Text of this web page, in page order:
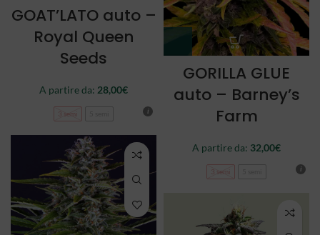
GOAT’LATO auto –
Royal Queen
Seeds
A partire da: 28,00€
3 semi
GORILLA GLUE
auto – Barney’s
Farm
A partire da: 32,00€
3 semi